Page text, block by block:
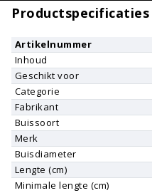
Productspecificaties
Artikelnummer
Inhoud
Geschikt voor
Categorie
Fabrikant
Buissoort
Merk
Buisdiameter
Lengte (cm)
Minimale lengte (cm)